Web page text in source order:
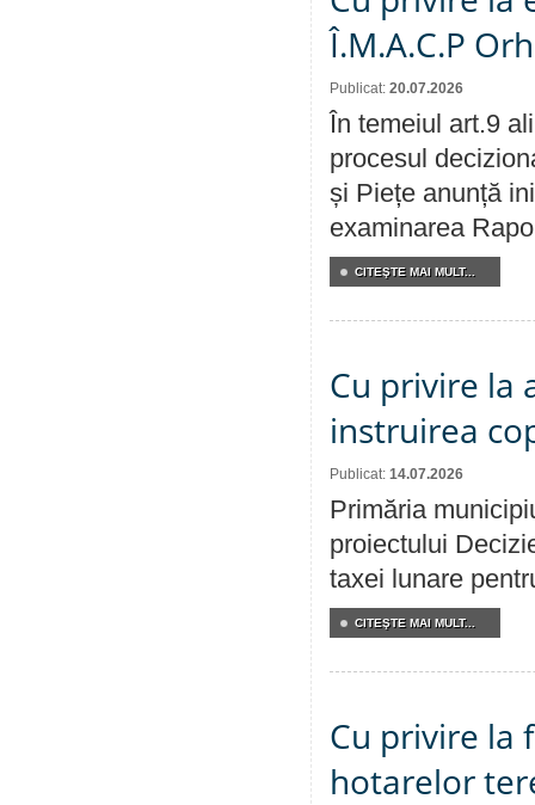
Î.M.A.C.P
Publicat: 20.07.2026
În temeiul art.9
procesul
și Piețe anunță
examinarea
CITEŞTE MAI MULT...
Cu privire la
instruirea
Publicat: 14.07.2026
Primăria
proiectului
taxei lunare
CITEŞTE MAI MULT...
Cu privire la
hotarelor